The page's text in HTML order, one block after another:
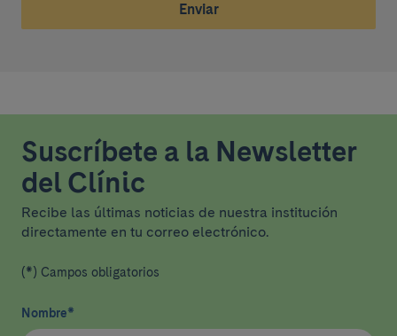
Enviar
Suscríbete a la Newsletter
del Clínic
Recibe las últimas noticias de nuestra institución
directamente en tu correo electrónico.
(*) Campos obligatorios
Nombre*